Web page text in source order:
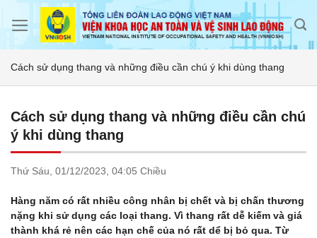
Cách sử dụng thang và những điều cần chú ý khi dùng thang
Cách sử dụng thang và những điều cần chú
ý khi dùng thang
Thứ Sáu, 01/12/2023, 04:05 Chiều
Hàng năm có rất nhiều công nhân bị chết và bị chấn thương
nặng khi sử dụng các loại thang. Vì thang rất dễ kiếm và giá
thành khá rẻ nên các hạn chế của nó rất dể bị bỏ qua. Từ